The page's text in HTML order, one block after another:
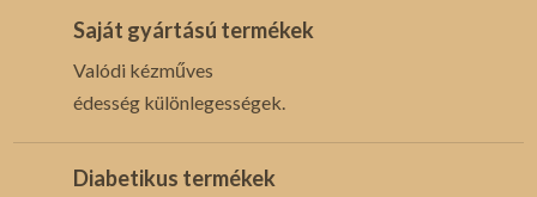
Saját gyártású termékek
Valódi kézműves
édesség különlegességek.
Diabetikus termékek